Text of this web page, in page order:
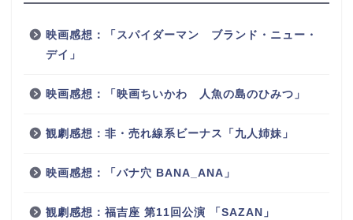
映画感想：「スパイダーマン ブランド・ニュー・
デイ」
映画感想：「映画ちいかわ 人魚の島のひみつ」
観劇感想：非・売れ線系ビーナス「九人姉妹」
映画感想：「バナ穴 BANA_ANA」
観劇感想：福吉座 第11回公演 「SAZAN」